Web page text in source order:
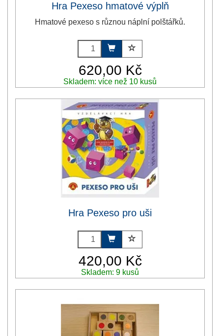
Hra Pexeso hmatové výplň
Hmatové pexeso s různou náplní polštářků.
620,00 Kč
Skladem: více než 10 kusů
Hra Pexeso pro uši
420,00 Kč
Skladem: 9 kusů